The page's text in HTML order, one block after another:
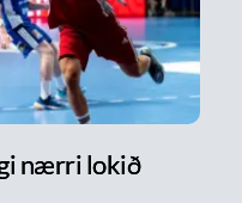
nærri lokið